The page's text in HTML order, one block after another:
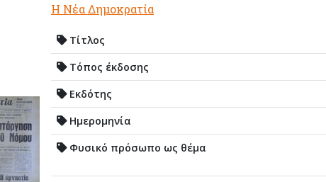
Η Νέα Δημοκρατία
Τίτλος
Τόπος έκδοσης
Εκδότης
Ημερομηνία
Φυσικό πρόσωπο ως θέμα